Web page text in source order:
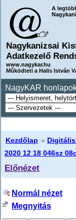
A
Nagykanizsai
Adatkezelő
www.nagykar.hu
Működteti a Halis István
NagyKAR
Kezdőlap »
2020 12 18 046sz
Előnézet
Normál nézet
Megnyitás